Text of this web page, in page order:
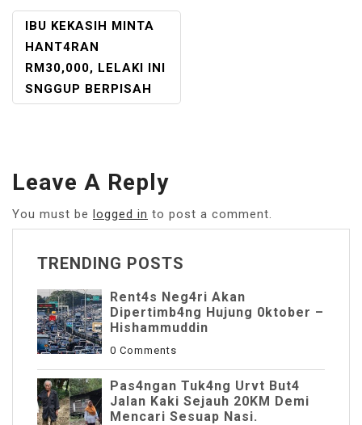
POST
NAVIGATION
IBU KEKASIH MINTA
HANT4RAN
RM30,000, LELAKI INI
SNGGUP BERPISAH
Leave A Reply
You must be logged in to post a comment.
TRENDING POSTS
Rent4s Neg4ri Akan
Dipertimb4ng Hujung 0ktober –
Hishammuddin
0 Comments
Pas4ngan Tuk4ng Urvt But4
JaIan Kaki Sejauh 20KM Demi
Mencari Sesuap Nasi.